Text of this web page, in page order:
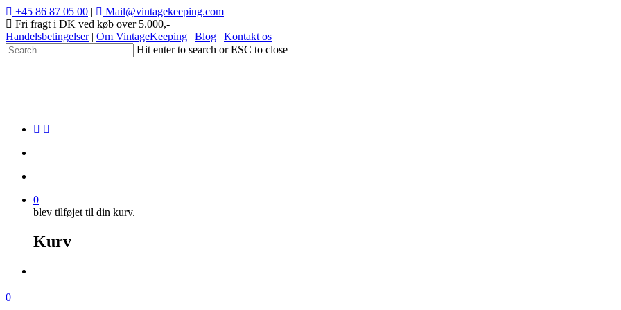
+45 86 87 05 00 |
Mail@vintagekeeping.com
Fri fragt i DK ved køb over 5.000,-
Handelsbetingelser| Om VintageKeeping | Blog | Kontakt os
Hit enter to search or ESC to close
0
blev tilføjet til din kurv.
Kurv
0